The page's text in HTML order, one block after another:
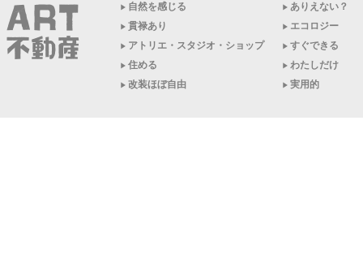
自然を感じる
貫禄あり
アトリエ・スタジオ・ショップ
住める
改装ほぼ自由
ありえない？
エコロジー
すぐできる
わたしだけ
実用的